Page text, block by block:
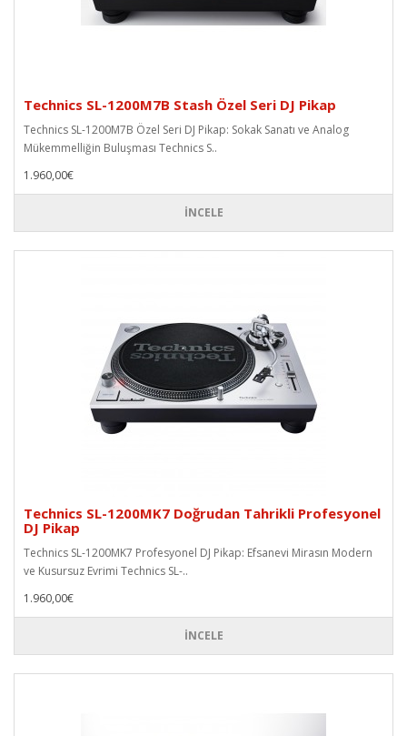
Technics SL-1200M7B Stash Özel Seri DJ Pikap
Technics SL-1200M7B Özel Seri DJ Pikap: Sokak Sanatı ve Analog
Mükemmelliğin Buluşması Technics S..
1.960,00€
İNCELE
Technics SL-1200MK7 Doğrudan Tahrikli Profesyonel
DJ Pikap
Technics SL-1200MK7 Profesyonel DJ Pikap: Efsanevi Mirasın Modern
ve Kusursuz Evrimi Technics SL-..
1.960,00€
İNCELE